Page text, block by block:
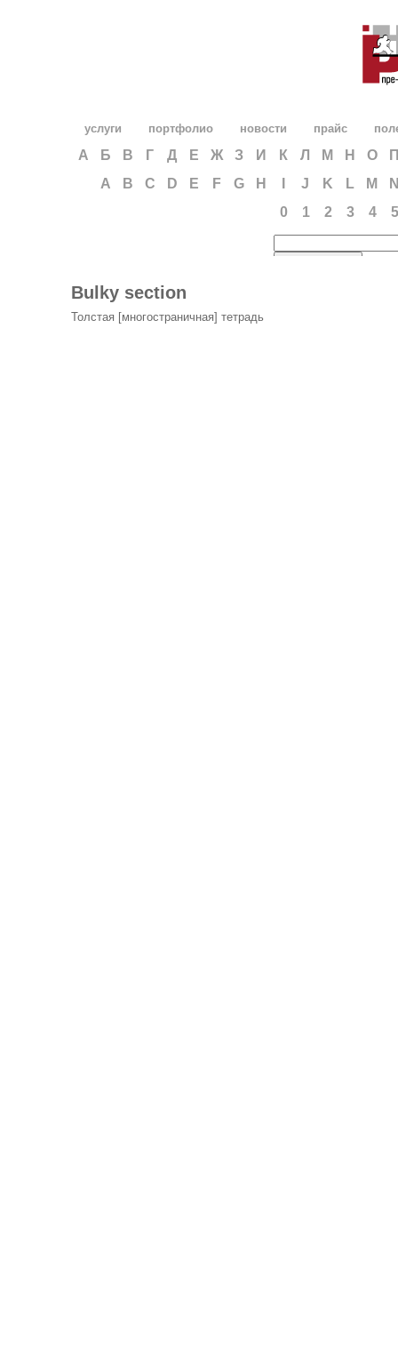
услуги портфолио новости прайс
А Б В Г Д Е Ж З И К Л М Н О
A
B C D E F G H J K L M
0
1 2 3 4 5
Bulky section
Толстая [многостраничная] тетрадь